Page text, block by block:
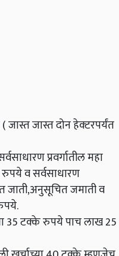
जास्त जास्त दोन हेक्‍टरपर्यंत
प्रवर्गातील महा
रुपये व सर्वसाधारण
जाती,अनुसूचित जमाती व
35 टक्के रुपये पाच लाख 25